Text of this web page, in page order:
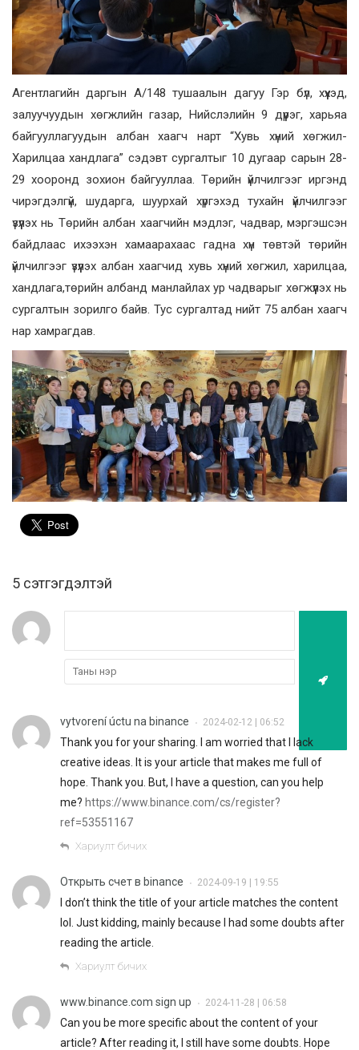
Агентлагийн даргын А/148 тушаалын дагуу Гэр бүл, хүүхэд,
залуучуудын хөгжлийн газар, Нийслэлийн 9 дүүрэг, харьяа
байгууллагуудын албан хаагч нарт “Хувь хүний хөгжил-
Харилцаа хандлага” сэдэвт сургалтыг 10 дугаар сарын 28-
29 хооронд зохион байгууллаа. Төрийн үйлчилгээг иргэнд
чирэгдэлгүй, шударга, шуурхай хүргэхэд тухайн үйлчилгээг
үзүүлэх нь Төрийн албан хаагчийн мэдлэг, чадвар, мэргэшсэн
байдлаас ихээхэн хамаарахаас гадна хүн төвтэй төрийн
үйлчилгээг үзүүлэх албан хаагчид хувь хүний хөгжил, харилцаа,
хандлага,төрийн албанд манлайлах ур чадварыг хөгжүүлэх нь
сургалтын зорилго байв. Тус сургалтад нийт 75 албан хаагч
нар хамрагдав.
5 cэтгэгдэлтэй
vytvorení úctu na binance • 2024-02-12 | 06:52
Thank you for your sharing. I am worried that I lack
creative ideas. It is your article that makes me full of
hope. Thank you. But, I have a question, can you help
me? https://www.binance.com/cs/register?
ref=53551167
Хариулт бичих
Открыть счет в binance • 2024-09-19 | 19:55
I don’t think the title of your article matches the content
lol. Just kidding, mainly because I had some doubts after
reading the article.
Хариулт бичих
www.binance.com sign up • 2024-11-28 | 06:58
Can you be more specific about the content of your
article? After reading it, I still have some doubts. Hope